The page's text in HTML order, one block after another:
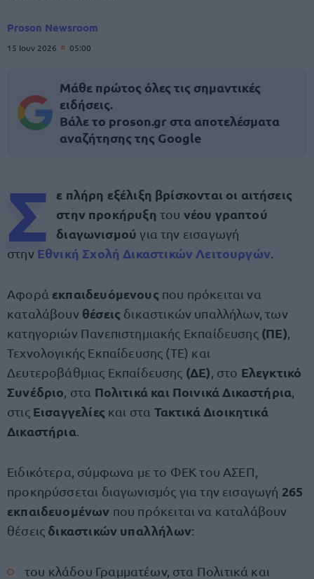
Proson Newsroom
15 Ιουν 2026 05:00
Μάθε πρώτος όλες τις σημαντικές
ειδήσεις.
Βάλε το proson.gr στα αποτελέσματα
αναζήτησης της Google
Σ
ε πλήρη εξέλιξη βρίσκονται οι αιτήσεις
στην προκήρυξη του νέου γραπτού
διαγωνισμού για την εισαγωγή
στην Εθνική Σχολή Δικαστικών Λειτουργών
Αφορά εκπαιδευόμενους που πρόκειται να
καταλάβουν θέσεις δικαστικών υπαλλήλων, των
κατηγοριών Πανεπιστημιακής Εκπαίδευσης (ΠΕ)
Τεχνολογικής Εκπαίδευσης (ΤΕ) και
Δευτεροβάθμιας Εκπαίδευσης (ΔΕ) , στο Ελεγκτικό
Συνέδριο , στα Πολιτικά και Ποινικά Δικαστήρια
στις Εισαγγελίες και στα Τακτικά Διοικητικά
Δικαστήρια
Ειδικότερα, σύμφωνα με το ΦΕΚ του ΑΣΕΠ,
προκηρύσσεται διαγωνισμός για την εισαγωγή 265
εκπαιδευομένων που πρόκειται να καταλάβουν
θέσεις δικαστικών υπαλλήλων:
του κλάδου Γραμματέων, στα Πολιτικά και